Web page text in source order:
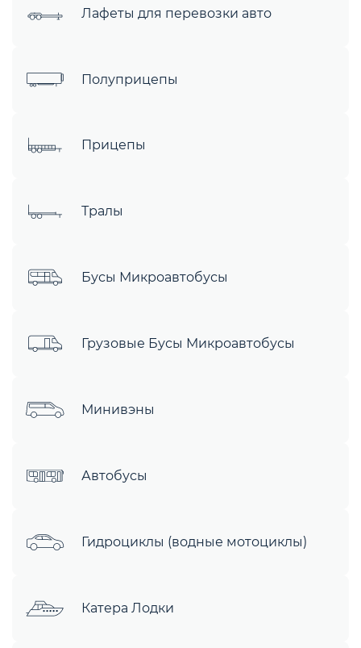
Лафеты для перевозки авто
Полуприцепы
Прицепы
Тралы
Бусы Микроавтобусы
Грузовые Бусы Микроавтобусы
Минивэны
Автобусы
Гидроциклы (водные мотоциклы)
Катера Лодки